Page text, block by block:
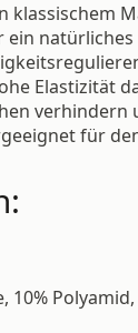
klassischem
Elastizität
verhindern
für
10%